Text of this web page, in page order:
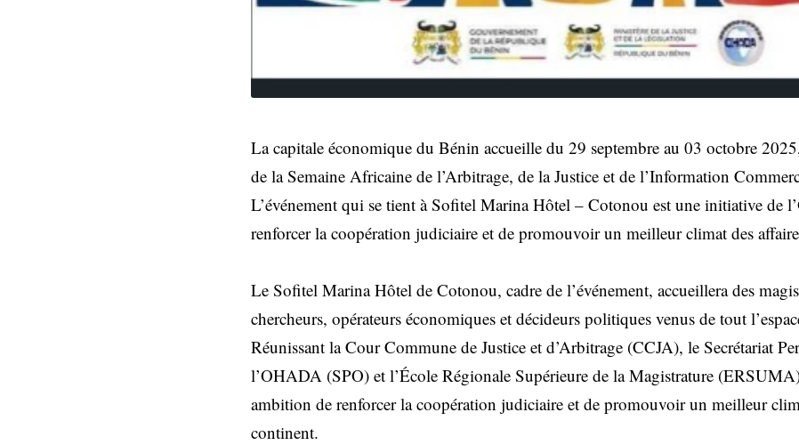
La capitale économique du Bénin accueille du 29 septembre au 03 octobre
de la Semaine Africaine de l’Arbitrage, de la Justice et de l’Information
L’événement qui se tient à Sofitel Marina Hôtel – Cotonou est une initiative de
renforcer la coopération judiciaire et de promouvoir un meilleur climat des
Le Sofitel Marina Hôtel de Cotonou, cadre de l’événement, accueillera des
chercheurs, opérateurs économiques et décideurs politiques venus de tout
Réunissant la Cour Commune de Justice et d’Arbitrage (CCJA), le Secrétariat
l’OHADA (SPO) et l’École Régionale Supérieure de la Magistrature
ambition de renforcer la coopération judiciaire et de promouvoir un meilleur
continent.